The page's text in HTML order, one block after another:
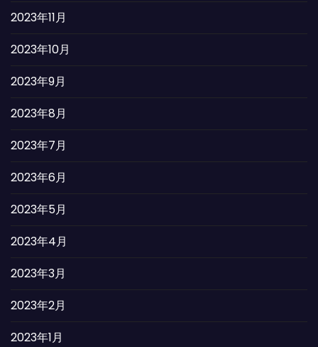
2023年11月
2023年10月
2023年9月
2023年8月
2023年7月
2023年6月
2023年5月
2023年4月
2023年3月
2023年2月
2023年1月